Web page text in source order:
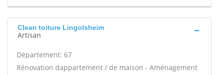
Clean toiture Lingolsheim
Artisan
Département: 67
Rénovation dappartement / de maison - Aménagement